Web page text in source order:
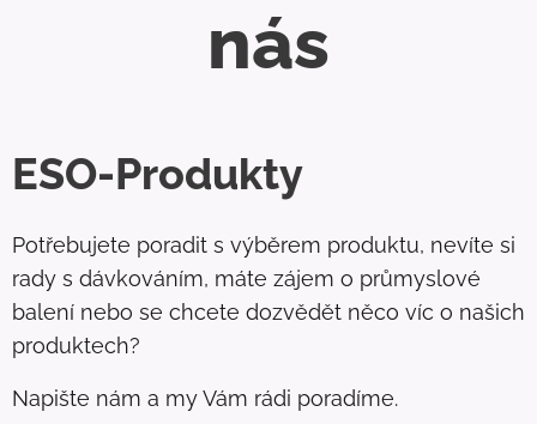
nás
ESO-Produkty
Potřebujete poradit s výběrem produktu, nevíte si
rady s dávkováním, máte zájem o průmyslové
balení nebo se chcete dozvědět něco víc o našich
produktech?
Napište nám a my Vám rádi poradíme.